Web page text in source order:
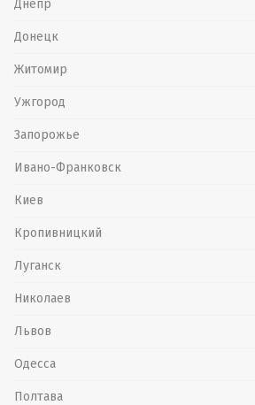
Днепр
Донецк
Житомир
Ужгород
Запорожье
Ивано-Франковск
Киев
Кропивницкий
Луганск
Николаев
Львов
Одесса
Полтава